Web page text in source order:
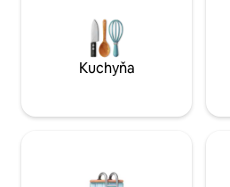
Kuchyňa